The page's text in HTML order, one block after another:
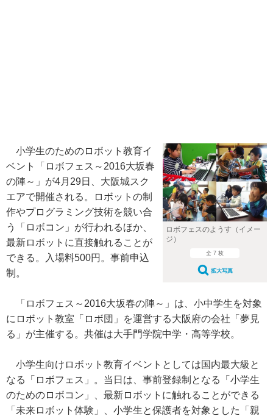
ロボフェスのようす（イメー
ジ）
全 7 枚
拡大写真
小学生のためのロボット教育イ
ベント「ロボフェス～2016大坂春
の陣～」が4月29日、大阪城スク
エアで開催される。ロボットの制
作やプログラミング技術を競い合
う「ロボコン」が行われるほか、
最新ロボットに直接触れることが
できる。入場料500円。事前申込
制。
「ロボフェス～2016大坂春の陣～」は、小中学生を対象
にロボット教室「ロボ団」を運営する大阪府の会社「夢見
る」が主催する。共催は大手門学院中学・高等学校。
小学生向けロボット教育イベントとしては国内最大級と
なる「ロボフェス」。当日は、事前登録制となる「小学生
のためのロボコン」、最新ロボットに触れることができる
「未来ロボット体験」、小学生と保護者を対象とした「親